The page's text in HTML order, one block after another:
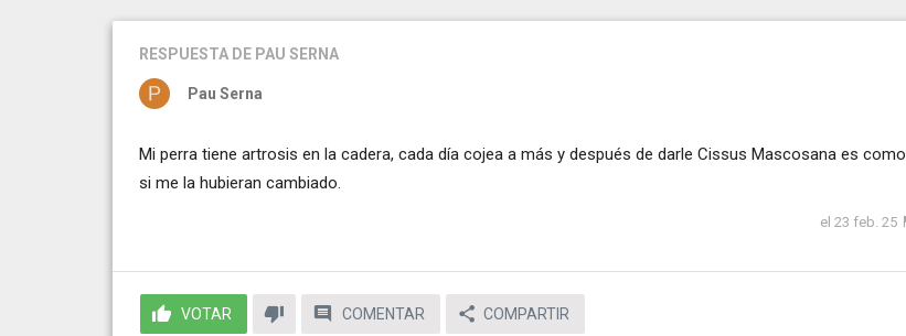
RESPUESTA DE PAU SERNA
Pau Serna
Mi perra tiene artrosis en la cadera, cada día cojea a más y después de darle Cissus Mascosana es como
si me la hubieran cambiado.
el 23 feb. 25
VOTAR COMENTAR COMPARTIR